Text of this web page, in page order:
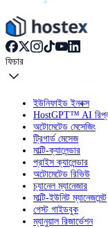
ফিচার
ইউনিফাইড ইনবক্স
HostGPT™ AI
অটোমেটেড মেসেজিং
ট্রিগার্ড মেসেজ
মাল্টি-ক্যালেন্ডার
প্রাইস ক্যালেন্ডার
অটোমেটেড রিভিউ
চ্যানেল ম্যানেজার
মাল্টি-ইউনিট ম্যানেজমেন্ট
গেস্ট গাইডবুক
ম্যানুয়াল রিজার্ভেশন